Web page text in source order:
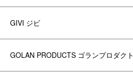
GIVI ジビ
GOLAN PRODUCTS ゴランプロダクト